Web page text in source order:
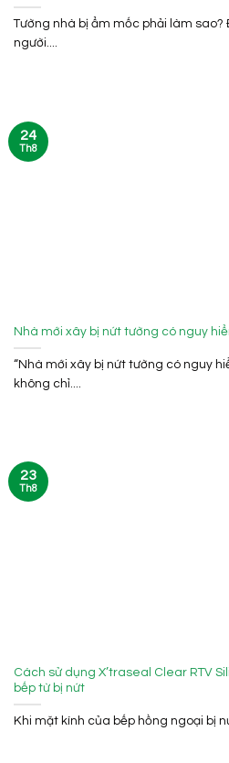
Tường nhà bị ẩm mốc phải làm sao?
người....
Nhà mới xây bị nứt tường có nguy
“Nhà mới xây bị nứt tường có nguy
không chỉ....
24
Th8
Cách sử dụng X’traseal Clear RTV
bếp từ bị nứt
Khi mặt kính của bếp hồng ngoại bị
23
Th8